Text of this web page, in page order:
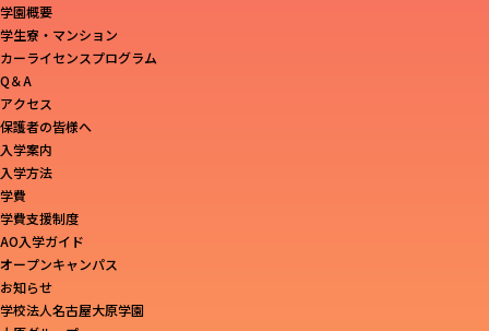
学園概要
学生寮・マンション
カーライセンスプログラム
Q＆A
アクセス
保護者の皆様へ
入学案内
入学方法
学費
学費支援制度
AO入学ガイド
オープンキャンパス
お知らせ
学校法人名古屋大原学園